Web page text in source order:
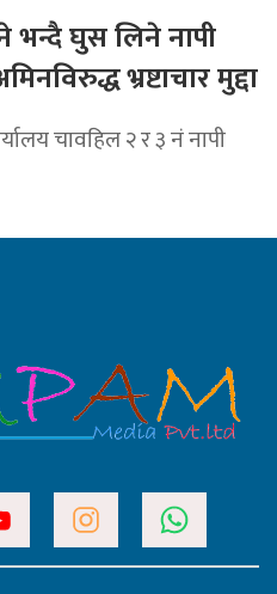
भन्दै घुस लिने नापी
भ्रष्टाचार मुद्दा
चावहिल २ र ३ नं नापी